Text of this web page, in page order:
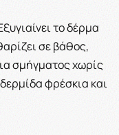
το δέρμα
σε βάθος,
σμήγματος χωρίς
φρέσκια και